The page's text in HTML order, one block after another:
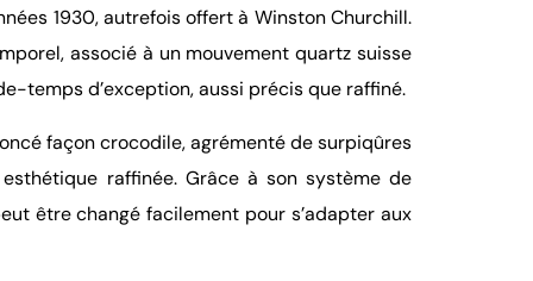
1930, autrefois offert à Winston Churchill.
associé à un mouvement quartz suisse
temps d’exception, aussi précis que raffiné.
façon crocodile, agrémenté de surpiqûres
raffinée. Grâce à son système de
être changé facilement pour s’adapter aux